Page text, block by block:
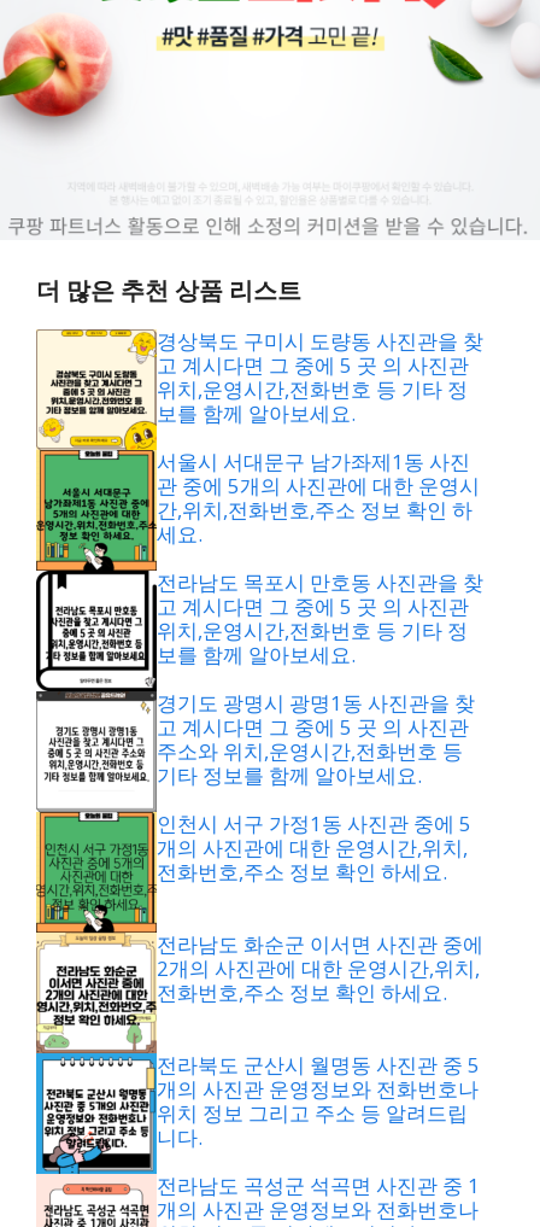
더 많은 추천 상품 리스트
경상북도 구미시 도량동 사진관을 찾
고 계시다면 그 중에 5 곳 의 사진관
위치,운영시간,전화번호 등 기타 정
보를 함께 알아보세요.
서울시 서대문구 남가좌제1동 사진
관 중에 5개의 사진관에 대한 운영시
간,위치,전화번호,주소 정보 확인 하
세요.
전라남도 목포시 만호동 사진관을 찾
고 계시다면 그 중에 5 곳 의 사진관
위치,운영시간,전화번호 등 기타 정
보를 함께 알아보세요.
경기도 광명시 광명1동 사진관을 찾
고 계시다면 그 중에 5 곳 의 사진관
주소와 위치,운영시간,전화번호 등
기타 정보를 함께 알아보세요.
인천시 서구 가정1동 사진관 중에 5
개의 사진관에 대한 운영시간,위치,
전화번호,주소 정보 확인 하세요.
전라남도 화순군 이서면 사진관 중에
2개의 사진관에 대한 운영시간,위치,
전화번호,주소 정보 확인 하세요.
전라북도 군산시 월명동 사진관 중 5
개의 사진관 운영정보와 전화번호나
위치 정보 그리고 주소 등 알려드립
니다.
전라남도 곡성군 석곡면 사진관 중 1
개의 사진관 운영정보와 전화번호나